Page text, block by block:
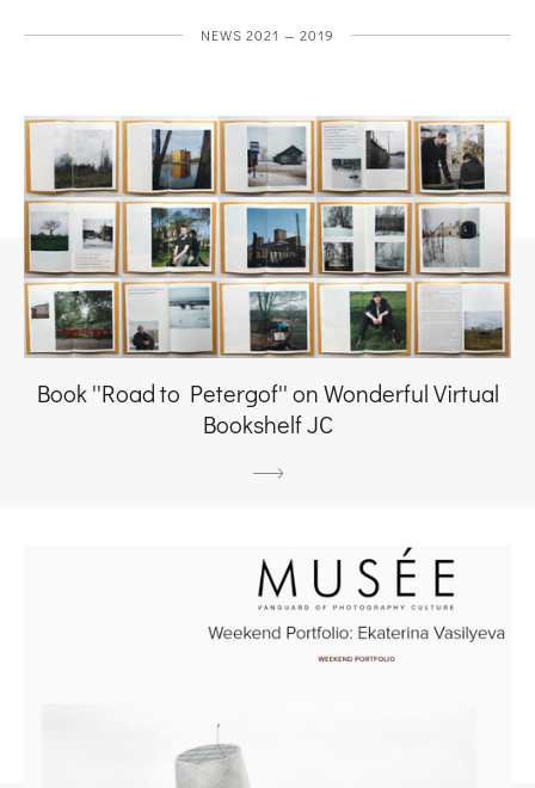
NEWS 2021 — 2019
Book ''Road to Petergof'' on Wonderful Virtual
Bookshelf JC